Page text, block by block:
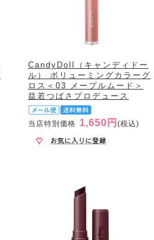
CandyDoll（キャンディドー
ル） ボリューミングカラーグ
ロス＜03 メープルムード＞
益若つばさプロデュース
当店特別価格 1,650円 (税込)